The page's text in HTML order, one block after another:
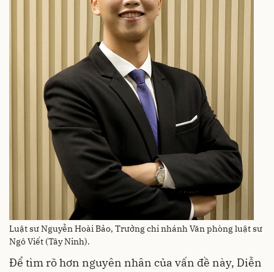
Luật sư Nguyễn Hoài Bảo, Trưởng chi nhánh Văn phòng luật sư
Ngô Viết (Tây Ninh).
Để tìm rõ hơn nguyên nhân của vấn đề này, Diễn